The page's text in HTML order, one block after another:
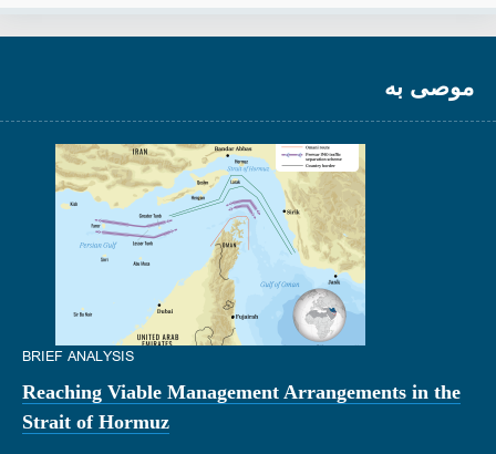
موصى به
BRIEF ANALYSIS
Reaching Viable Management Arrangements in the
Strait of Hormuz